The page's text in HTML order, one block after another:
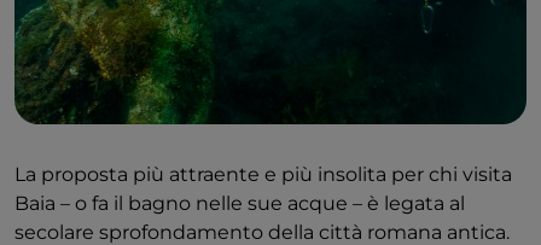
La proposta più attraente e più insolita per chi visita
Baia – o fa il bagno nelle sue acque – è legata al
secolare sprofondamento della città romana antica.